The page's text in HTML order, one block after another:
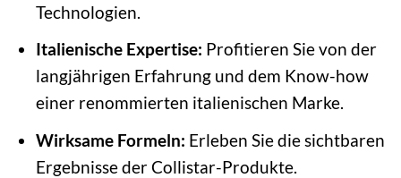
Technologien.
Italienische Expertise: Profitieren Sie von der
langjährigen Erfahrung und dem Know-how
einer renommierten italienischen Marke.
Wirksame Formeln: Erleben Sie die sichtbaren
Ergebnisse der Collistar-Produkte.